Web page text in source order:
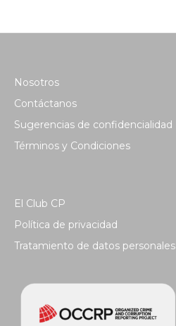
Nosotros
Contáctanos
Sugerencias de confidencialidad
Términos y Condiciones
El Club CP
Política de privacidad
Tratamiento de datos personales